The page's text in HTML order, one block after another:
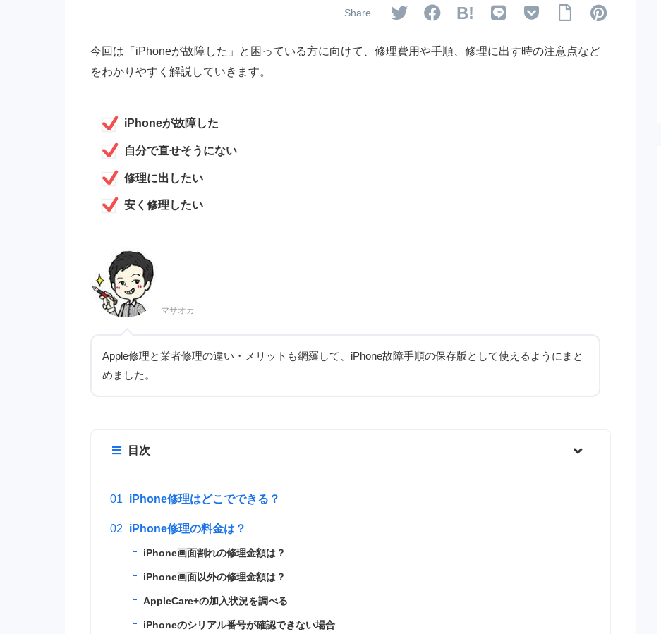
B!
今回は「iPhoneが故障した」と困っている方に向けて、修理費用や手順、修理に出す時の注意点など
をわかりやすく解説していきます。
iPhoneが故障した
自分で直せそうにない
修理に出したい
安く修理したい
マサオカ
Apple修理と業者修理の違い・メリット も網羅して、iPhone故障手順の保存版として使えるようにまと
めました。
目次
iPhone修理はどこでできる？
iPhone修理の料金は？
iPhone画面割れの修理金額は？
iPhone画面以外の修理金額は？
AppleCare+の加入状況を調べる
iPhoneのシリアル番号が確認できない場合